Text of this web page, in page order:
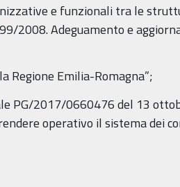
e funzionali tra le
2008. Adeguamento e
Emilia-Romagna”;
PG/2017/0660476 del 13
operativo il sistema dei